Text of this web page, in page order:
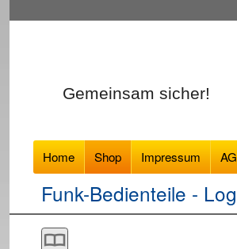
Gemeinsam sicher!
Home Shop Impressum
Funk-Bedienteile -